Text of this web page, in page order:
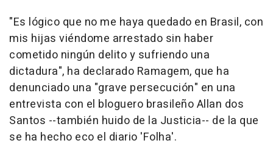
"Es lógico que no me haya quedado en Brasil, con
mis hijas viéndome arrestado sin haber
cometido ningún delito y sufriendo una
dictadura", ha declarado Ramagem, que ha
denunciado una "grave persecución" en una
entrevista con el bloguero brasileño Allan dos
Santos --también huido de la Justicia-- de la que
se ha hecho eco el diario 'Folha'.